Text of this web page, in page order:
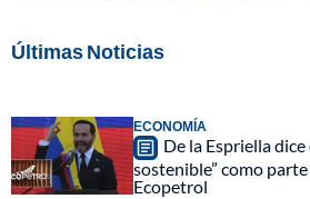
Últimas Noticias
ECONOMÍA
De la Espriella
sostenible” como
Ecopetrol